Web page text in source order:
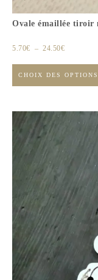
Ovale émaillée tiroir
5.70€ – 24.50€
CHOIX DES OPTIONS